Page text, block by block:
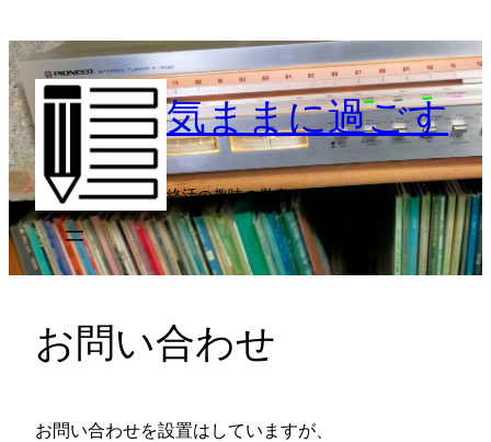
容
を
ス
キ
ッ
プ
気ままに過ごす
終活の趣味の覚書
お問い合わせ
お問い合わせを設置はしていますが、